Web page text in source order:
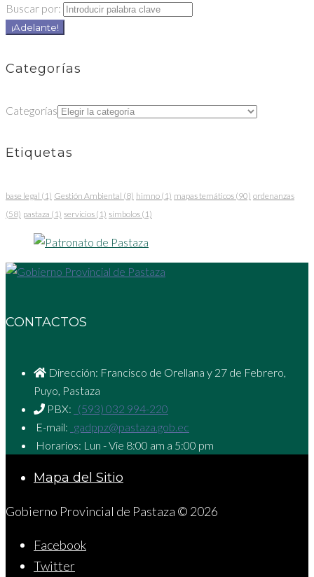
Buscar por:
¡Adelante!
Categorías
Categorías
Etiquetas
base legal (1) Gestión Ambiental (8) himno (1) mapas temáticos (90) ordenanzas
(58) pastaza (1) servicios (1) símbolos (1)
CONTACTOS
Dirección: Francisco de Orellana y 27 de Febrero,
Puyo, Pastaza
PBX: (593) 032 994-220
E-mail: gadppz@pastaza.gob.ec
Horarios: Lun - Vie 8:00 am a 5:00 pm
Mapa del Sitio
Gobierno Provincial de Pastaza © 2026
Facebook
Twitter